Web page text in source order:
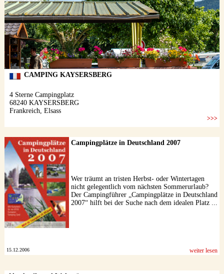
Campingplätze in Deutschland 2007
Wer träumt an tristen Herbst- oder Wintertagen
nicht gelegentlich vom nächsten Sommerurlaub?
Der Campingführer „Campingplätze in Deutschland
2007“ hilft bei der Suche nach dem idealen Platz ...
15.12.2006 weiter lesen